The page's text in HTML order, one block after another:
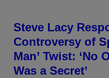
Steve Lacy
Controversy of
Man’ Twist: ‘No
Was a Secret’